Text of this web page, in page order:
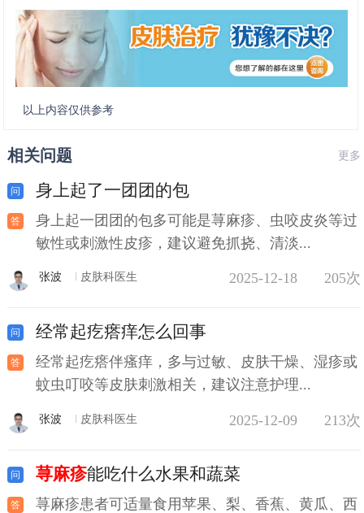
以上内容仅供参考
相关问题 更多
身上起了一团团的包
身上起一团团的包多可能是荨麻疹、虫咬皮炎等过
敏性或刺激性皮疹，建议避免抓挠、清淡...
张波 皮肤科医生 2025-12-18 205次
经常起疙瘩痒怎么回事
经常起疙瘩伴瘙痒，多与过敏、皮肤干燥、湿疹或
蚊虫叮咬等皮肤刺激相关，建议注意护理...
张波 皮肤科医生 2025-12-09 213次
荨麻疹能吃什么水果和蔬菜
荨麻疹患者可适量食用苹果、梨、香蕉、黄瓜、西